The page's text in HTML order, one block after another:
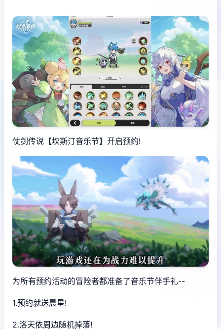
仗剑传说【坎斯汀音乐节】开启预约!
为所有预约活动的冒险者都准备了音乐节伴手礼--
1.预约就送晨星!
2.洛天依周边随机掉落!